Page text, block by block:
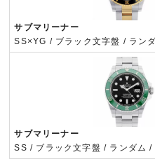
サブマリーナー
SS×YG / ブラック文字盤 / ラン
サブマリーナー
SS / ブラック文字盤 / ランダム